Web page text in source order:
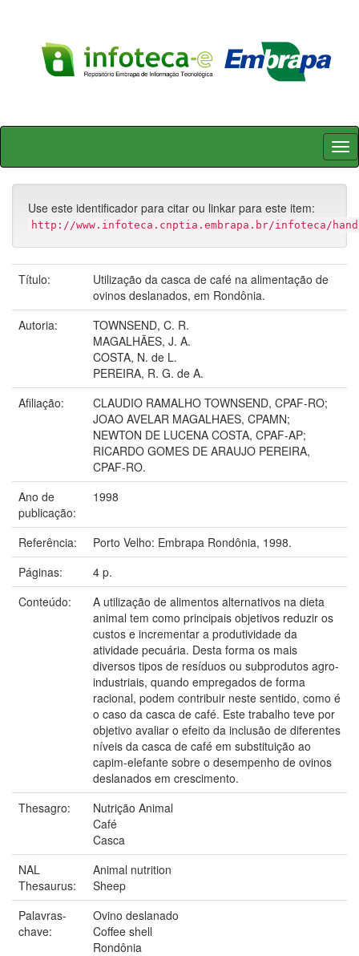
Skip
Use este identificador para citar ou linkar para este item:
http://www.infoteca.cnptia.embrapa.br/infoteca/
Título:
Utilização da casca de café na alimentação de
ovinos deslanados, em Rondônia.
Autoria:
TOWNSEND, C. R.
MAGALHÃES, J. A.
COSTA, N. de L.
PEREIRA, R. G. de A.
Afiliação:
CLAUDIO RAMALHO TOWNSEND, CPAF-RO;
JOAO AVELAR MAGALHAES, CPAMN;
NEWTON DE LUCENA COSTA, CPAF-AP;
RICARDO GOMES DE ARAUJO PEREIRA,
CPAF-RO.
Ano de
publicação:
1998
Referência:
Porto Velho: Embrapa Rondônia, 1998.
Páginas:
4 p.
Conteúdo:
A utilização de alimentos alternativos na dieta
animal tem como principais objetivos reduzir os
custos e incrementar a produtividade da
atividade pecuária. Desta forma os mais
diversos tipos de resíduos ou subprodutos agro-
industriais, quando empregados de forma
racional, podem contribuir neste sentido, como é
o caso da casca de café. Este trabalho teve por
objetivo avaliar o efeito da inclusão de diferentes
níveis da casca de café em substituição ao
capim-elefante sobre o desempenho de ovinos
deslanados em crescimento.
Thesagro:
Nutrição Animal
Café
Casca
NAL
Thesaurus:
Animal nutrition
Sheep
Palavras-
chave:
Ovino deslanado
Coffee shell
Rondônia